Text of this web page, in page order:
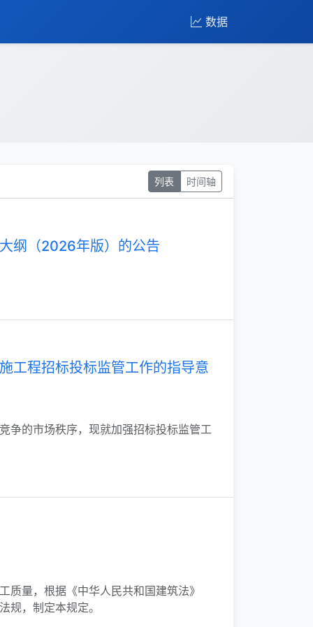
数据
列表 时间轴
纲（2026年版）的公告
工程招标投标监管工作的指导意
争的市场秩序，现就加强招标投标监管工
质量，根据《中华人民共和国建筑法》
规，制定本规定。